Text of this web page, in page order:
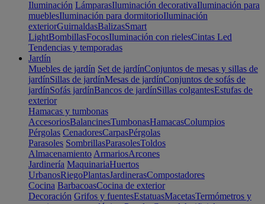
Iluminación LámparasIluminación decorativaIluminación para
mueblesIluminación para dormitorioIluminación
exteriorGuirnaldasBalizasSmart
LightBombillasFocosIluminación con rielesCintas Led
Tendencias y temporadas
Jardín
Muebles de jardín Set de jardínConjuntos de mesas y sillas de
jardínSillas de jardínMesas de jardínConjuntos de sofás de
jardínSofás jardínBancos de jardínSillas colgantesEstufas de
exterior
Hamacas y tumbonas
AccesoriosBalancinesTumbonasHamacasColumpios
Pérgolas CenadoresCarpasPérgolas
Parasoles SombrillasParasolesToldos
Almacenamiento ArmariosArcones
Jardinería MaquinariaHuertos
UrbanosRiegoPlantasJardinerasCompostadores
Cocina BarbacoasCocina de exterior
Decoración Grifos y fuentesEstatuasMacetasTermómetros y